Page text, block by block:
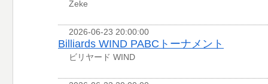
Zeke
2026-06-23 20:00:00
Billiards WIND PABCトーナメント
ビリヤード WIND